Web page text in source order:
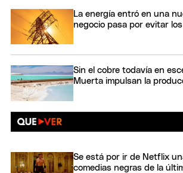
La energía entró en una
negocio pasa por evitar
Sin el cobre todavía en
Muerta impulsan la
Se está por ir de Netflix
comedias negras de la